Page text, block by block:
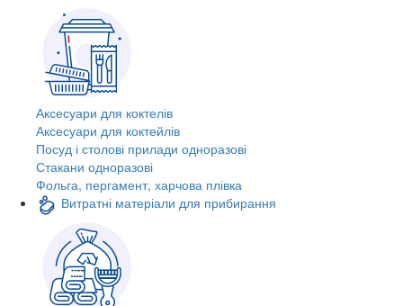
Аксесуари для коктелів
Аксесуари для коктейлів
Посуд і столові прилади одноразові
Стакани одноразові
Фольга, пергамент, харчова плівка
Витратні матеріали для прибирання